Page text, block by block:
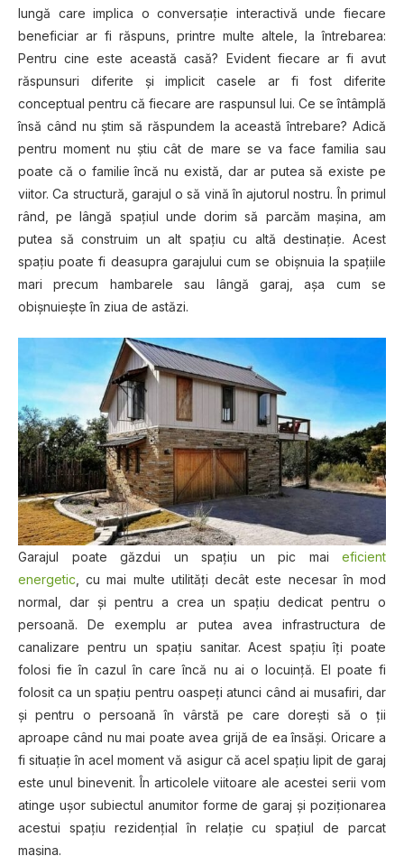
lungă care implica o conversație interactivă unde fiecare
beneficiar ar fi răspuns, printre multe altele, la întrebarea:
Pentru cine este această casă? Evident fiecare ar fi avut
răspunsuri diferite și implicit casele ar fi fost diferite
conceptual pentru că fiecare are raspunsul lui. Ce se întâmplă
însă când nu știm să răspundem la această întrebare? Adică
pentru moment nu știu cât de mare se va face familia sau
poate că o familie încă nu există, dar ar putea să existe pe
viitor. Ca structură, garajul o să vină în ajutorul nostru. În primul
rând, pe lângă spațiul unde dorim să parcăm mașina, am
putea să construim un alt spațiu cu altă destinație. Acest
spațiu poate fi deasupra garajului cum se obișnuia la spațiile
mari precum hambarele sau lângă garaj, așa cum se
obișnuiește în ziua de astăzi.
Garajul poate găzdui un spațiu un pic mai eficient
energetic , cu mai multe utilități decât este necesar în mod
normal, dar și pentru a crea un spațiu dedicat pentru o
persoană. De exemplu ar putea avea infrastructura de
canalizare pentru un spațiu sanitar. Acest spațiu îți poate
folosi fie în cazul în care încă nu ai o locuință. El poate fi
folosit ca un spațiu pentru oaspeți atunci când ai musafiri, dar
și pentru o persoană în vârstă pe care dorești să o ții
aproape când nu mai poate avea grijă de ea însăși. Oricare a
fi situație în acel moment vă asigur că acel spațiu lipit de garaj
este unul binevenit. În articolele viitoare ale acestei serii vom
atinge ușor subiectul anumitor forme de garaj și poziționarea
acestui spațiu rezidențial în relație cu spațiul de parcat
mașina.